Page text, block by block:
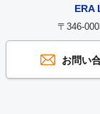
ERA
〒346-
お問い